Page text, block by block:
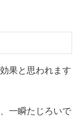
果と思われます
一瞬たじろいで